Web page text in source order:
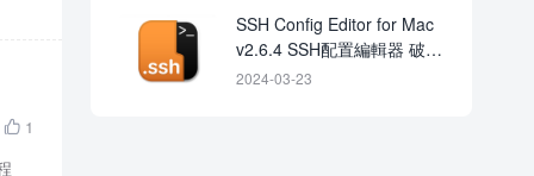
 1
SSH Config Editor for Mac
v2.6.4 SSH配置編輯器 破解
版下載
2024-03-23